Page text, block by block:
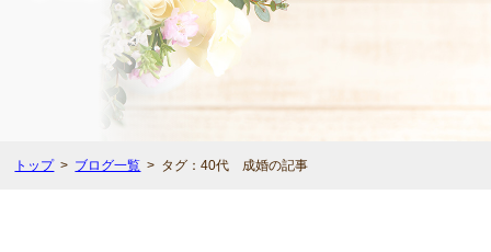
トップ ブログ一覧 タグ：40代 成婚の記事